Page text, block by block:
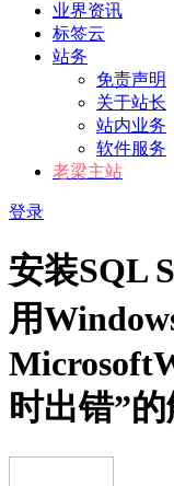
业界资讯
标签云
站务
免责声明
关于站长
站内业务
软件服务
老梁主站
登录
安装SQL
用
时出错”